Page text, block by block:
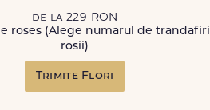
de la 229 RON
roses (Alege numarul de trandafiri
rosii)
Trimite Flori